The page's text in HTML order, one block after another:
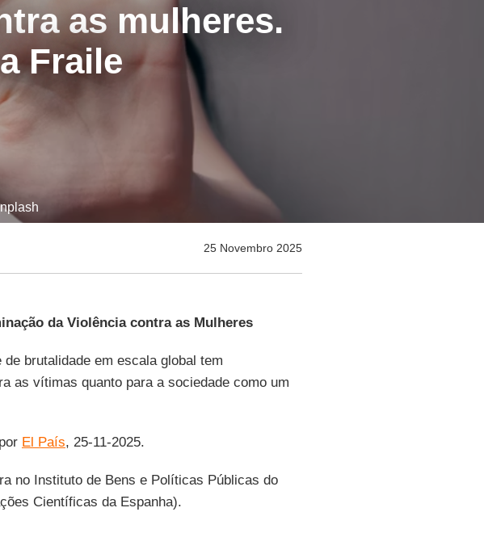
as mulheres.
Fraile
25 Novembro 2025
da Violência contra as Mulheres
brutalidade em escala global tem
as vítimas quanto para a sociedade como um
El País, 25-11-2025.
no Instituto de Bens e Políticas Públicas do
Científicas da Espanha).